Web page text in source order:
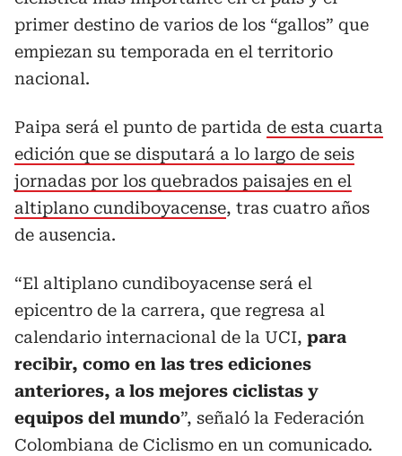
primer destino de varios de los “gallos” que
empiezan su temporada en el territorio
nacional.
Paipa será el punto de partida de esta cuarta
edición que se disputará a lo largo de seis
jornadas por los quebrados paisajes en el
altiplano cundiboyacense, tras cuatro años
de ausencia.
“El altiplano cundiboyacense será el
epicentro de la carrera, que regresa al
calendario internacional de la UCI, para
recibir, como en las tres ediciones
anteriores, a los mejores ciclistas y
equipos del mundo”, señaló la Federación
Colombiana de Ciclismo en un comunicado.